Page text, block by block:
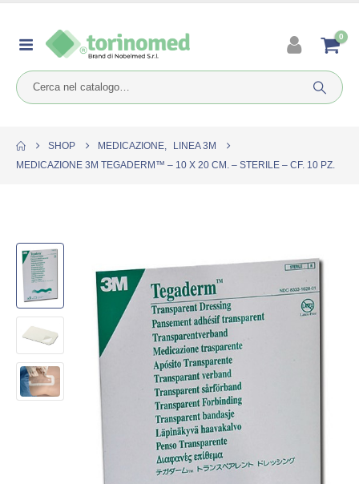
0
SHOP MEDICAZIONE,
LINEA 3M
MEDICAZIONE 3M TEGADERM™ – 10 X 20 CM. – STERILE – CF. 10 PZ.